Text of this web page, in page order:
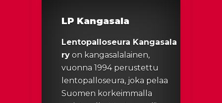
LP Kangasala
Lentopalloseura Kangasala
ry on kangasalalainen,
vuonna 1994 perustettu
lentopalloseura, joka pelaa
Suomen korkeimmalla